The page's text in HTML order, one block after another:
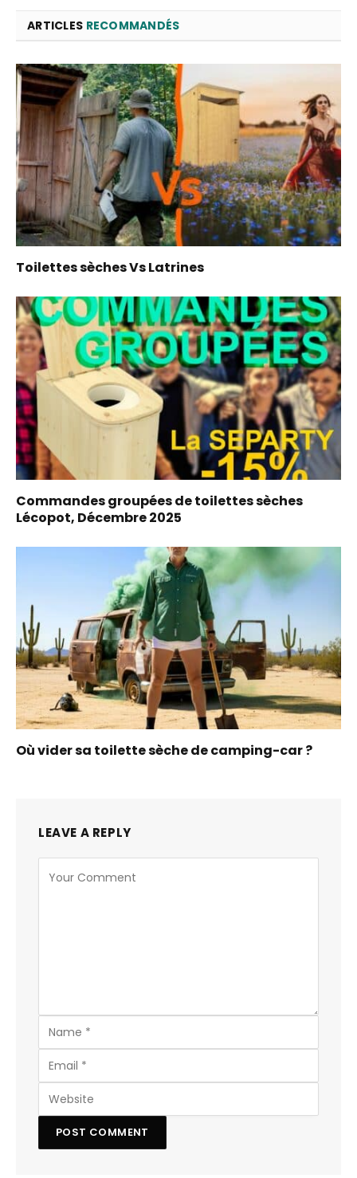
ARTICLES RECOMMANDÉS
Toilettes sèches Vs Latrines
Commandes groupées de toilettes sèches
Lécopot, Décembre 2025
Où vider sa toilette sèche de camping-car ?
LEAVE A REPLY